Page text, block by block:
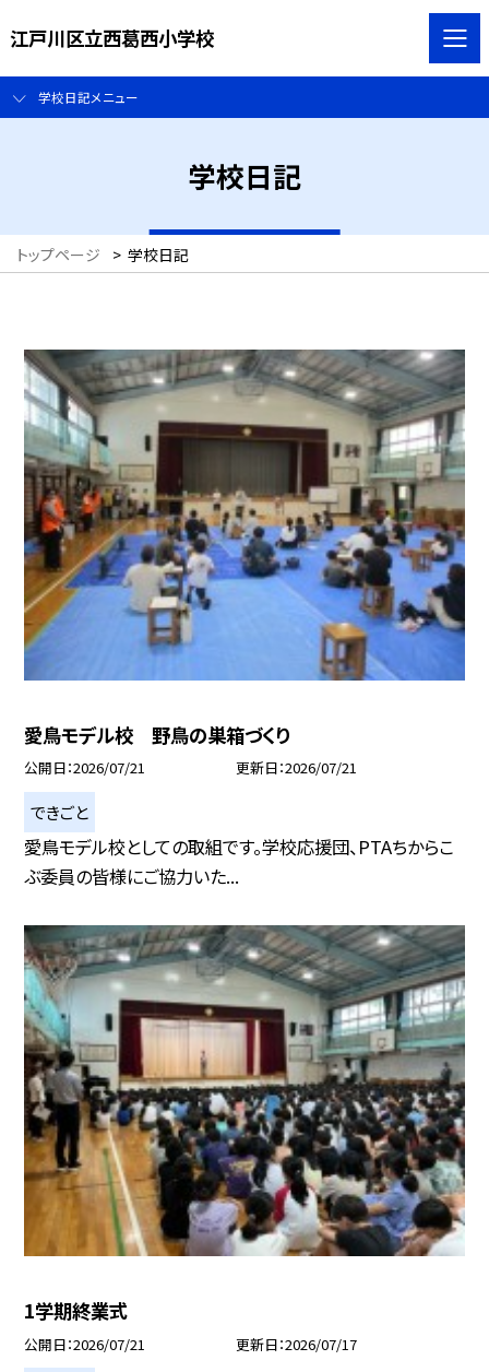
江戸川区立西葛西小学校
学校日記メニュー
学校日記
トップページ > 学校日記
愛鳥モデル校 野鳥の巣箱づくり
公開日 2026/07/21 更新日 2026/07/21
できごと
愛鳥モデル校としての取組です。学校応援団、PTAちからこ
ぶ委員の皆様にご協力いた...
1学期終業式
公開日 2026/07/21 更新日 2026/07/17